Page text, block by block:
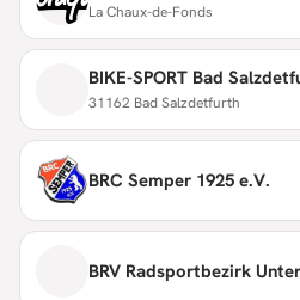
La Chaux-de-Fonds
BIKE-SPORT Bad
31162 Bad Salzdetfurth
BRC Semper 1925 e.V.
BRV Radsportbezirk